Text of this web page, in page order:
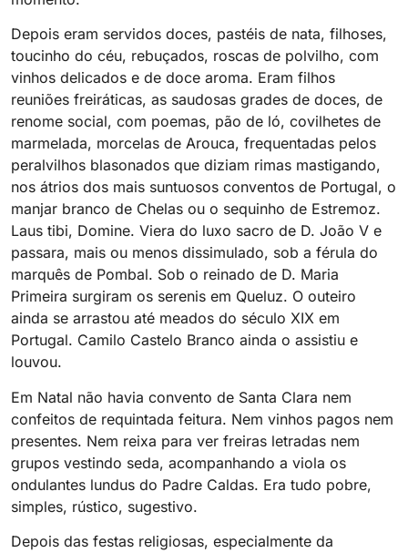
Depois eram servidos doces, pastéis de nata, filhoses,
toucinho do céu, rebuçados, roscas de polvilho, com
vinhos delicados e de doce aroma. Eram filhos
reuniões freiráticas, as saudosas grades de doces, de
renome social, com poemas, pão de ló, covilhetes de
marmelada, morcelas de Arouca, frequentadas pelos
peralvilhos blasonados que diziam rimas mastigando,
nos átrios dos mais suntuosos conventos de Portugal, o
manjar branco de Chelas ou o sequinho de Estremoz.
Laus tibi, Domine. Viera do luxo sacro de D. João V e
passara, mais ou menos dissimulado, sob a férula do
marquês de Pombal. Sob o reinado de D. Maria
Primeira surgiram os serenis em Queluz. O outeiro
ainda se arrastou até meados do século XIX em
Portugal. Camilo Castelo Branco ainda o assistiu e
louvou.
Em Natal não havia convento de Santa Clara nem
confeitos de requintada feitura. Nem vinhos pagos nem
presentes. Nem reixa para ver freiras letradas nem
grupos vestindo seda, acompanhando a viola os
ondulantes lundus do Padre Caldas. Era tudo pobre,
simples, rústico, sugestivo.
Depois das festas religiosas, especialmente da